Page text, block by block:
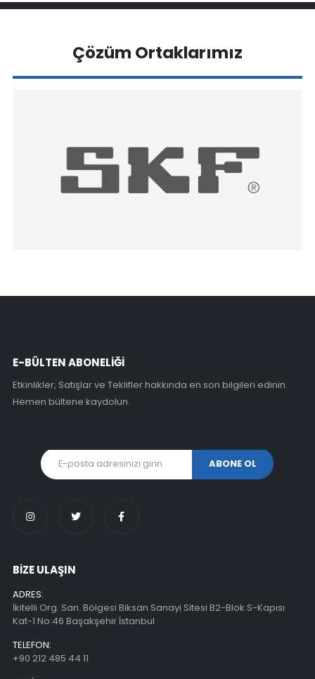
Çözüm Ortaklarımız
E-BÜLTEN ABONELİĞİ
Etkinlikler, Satışlar ve Teklifler hakkında en son bilgileri edinin.
Hemen bültene kaydolun.
BİZE ULAŞIN
ADRES:
İkitelli Org. San. Bölgesi Biksan Sanayi Sitesi B2-Blok S-Kapısı
Kat-1 No:46 Başakşehir İstanbul
TELEFON:
+90 212 485 44 11